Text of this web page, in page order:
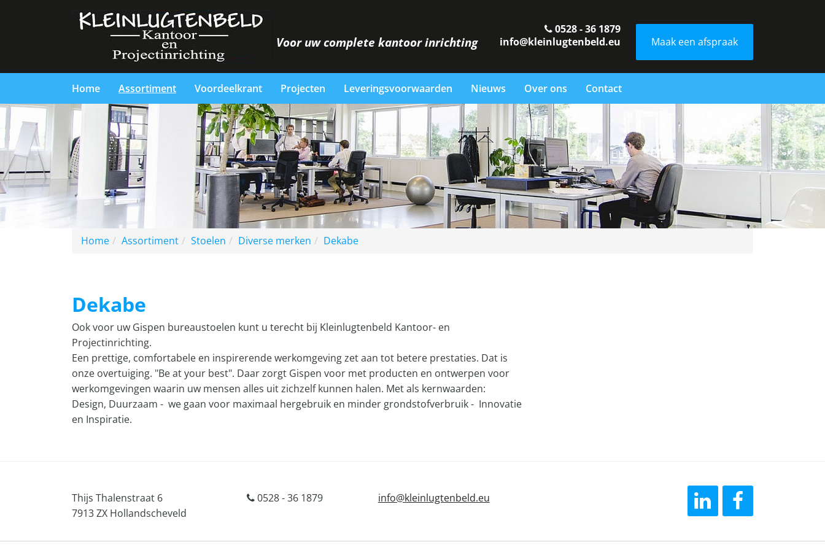
Maak een afspraak
0528 - 36 1879
info@kleinlugtenbeld.eu
Voor uw complete kantoor inrichting
Home Assortiment Voordeelkrant Projecten Leveringsvoorwaarden Nieuws Over ons Contact
Home Assortiment Stoelen Diverse merken Dekabe
Dekabe
Ook voor uw Gispen bureaustoelen kunt u terecht bij Kleinlugtenbeld Kantoor- en
Projectinrichting.
Een prettige, comfortabele en inspirerende werkomgeving zet aan tot betere prestaties. Dat is
onze overtuiging. "Be at your best". Daar zorgt Gispen voor met producten en ontwerpen voor
werkomgevingen waarin uw mensen alles uit zichzelf kunnen halen. Met als kernwaarden:
Design, Duurzaam - we gaan voor maximaal hergebruik en minder grondstofverbruik - Innovatie
en Inspiratie.
Thijs Thalenstraat 6
7913 ZX Hollandscheveld
0528 - 36 1879 info@kleinlugtenbeld.eu